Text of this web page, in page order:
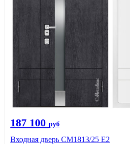
187 100 руб
Входная дверь СМ1813/25 Е2